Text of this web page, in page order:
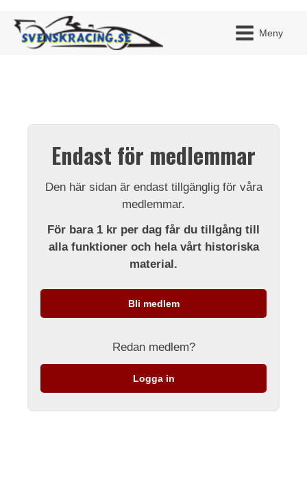
Meny
Endast för medlemmar
Den här sidan är endast tillgänglig för våra
medlemmar.
För bara 1 kr per dag får du tillgång till
alla funktioner och hela vårt historiska
material.
Bli medlem
Redan medlem?
Logga in